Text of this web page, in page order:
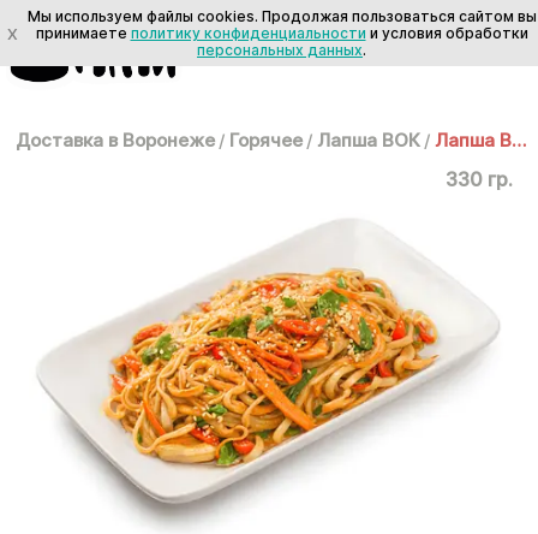
Доставка в Воронеже / Горячее / Лапша ВОК / Лапша ВОК: Удон с овощами
330 гр.
X
Мы используем файлы cookies. Продолжая пользоваться сайтом вы
принимаете политику конфиденциальности и условия обработки
персональных данных.